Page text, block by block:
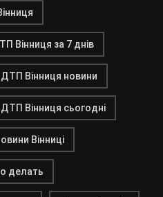
Вінниця за 7 днів
ДТП Вінниця новини
ДТП Вінниця сьогодні
Вінниці
делать